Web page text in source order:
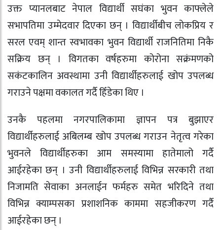
उक्त प्यानलबाट नेपाल विद्यार्थी सघंका भुवन काफ्लेले
सभापतिमा उम्मेदवार दिएका छन् । विद्यार्थीबीच लोकप्रिय र
सरल एवम् शान्त स्वभावका भुवन विद्यार्थी राजनितिमा निकै
सक्रिय छन् । विगतका वर्षहरुमा कोरोना सक्रंमणको
सकंटकालिन अवस्थामा उनी विद्यार्थीहरुलाई खोप उपलब्ध
गराउने पक्षमा वकालत गर्दै हिँडेका थिए ।
उनकै पहलमा नगरपालिकामा ज्ञापन पत्र बुझाएर
विद्यार्थीहरुलाई अबिलम्ब खोप उपलब्ध गराउन नेतृत्व गरेका
भुवनले विद्यार्थीहरुका आम समस्यामा हातेमालो गर्दै
आईरहेका छन् । उनी विद्यार्थीहरुलाई विभिन्न सरकारी तथा
निजामति सेवाका अनलाईन फर्महरु समेत भरिदिने तथा
विभिन्न क्याम्पसका प्रशाशनिक काममा सहजीकरण गर्दै
आईरहेका छन् ।